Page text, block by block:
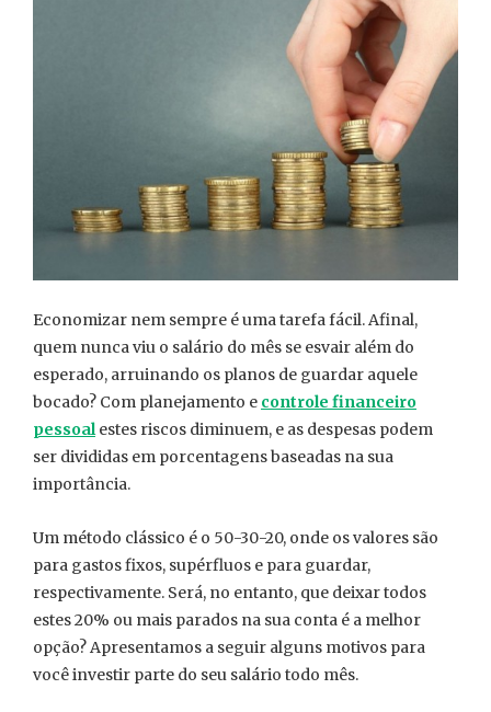
Economizar nem sempre é uma tarefa fácil. Afinal,
quem nunca viu o salário do mês se esvair além do
esperado, arruinando os planos de guardar aquele
bocado? Com planejamento e controle financeiro
pessoalestes riscos diminuem, e as despesas podem
ser divididas em porcentagens baseadas na sua
importância.
Um método clássico é o 50-30-20, onde os valores são
para gastos fixos, supérfluos e para guardar,
respectivamente. Será, no entanto, que deixar todos
estes 20% ou mais parados na sua conta é a melhor
opção? Apresentamos a seguir alguns motivos para
você investir parte do seu salário todo mês.